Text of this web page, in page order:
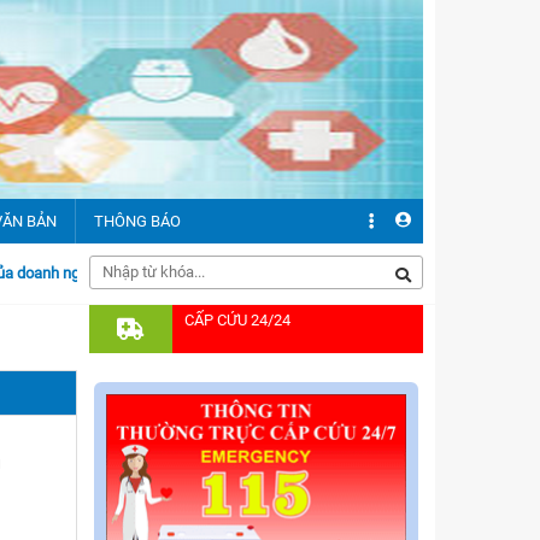
BẢN
bản pháp quy
THÔNG BÁO
nghiệp tại đây
CẤP CỨU 24/24